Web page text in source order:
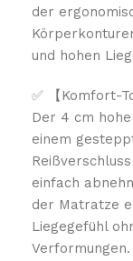
der
und hohen
✅ 【Komfort-
Der 4 cm
einem
einfach
der Matratze
Liegegefühl
Verformungen.